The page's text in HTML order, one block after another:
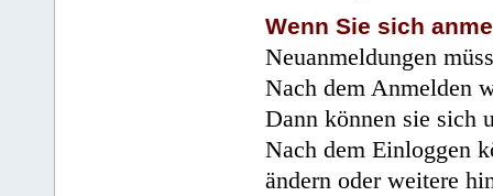
Wenn Sie sich
Neuanmeldungen
Nach dem Anmelden
Dann können sie sich
Nach dem Einloggen
ändern oder weitere